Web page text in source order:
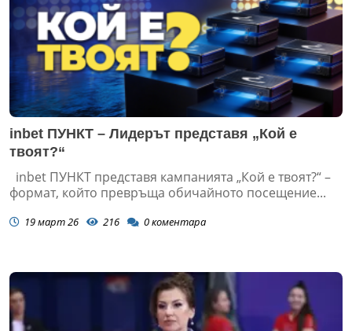
inbet ПУНКТ – Лидерът представя „Кой е
твоят?“
inbet ПУНКТ представя кампанията „Кой е твоят?“ –
формат, който превръща обичайното посещение...
19 март 26 216 0коментара